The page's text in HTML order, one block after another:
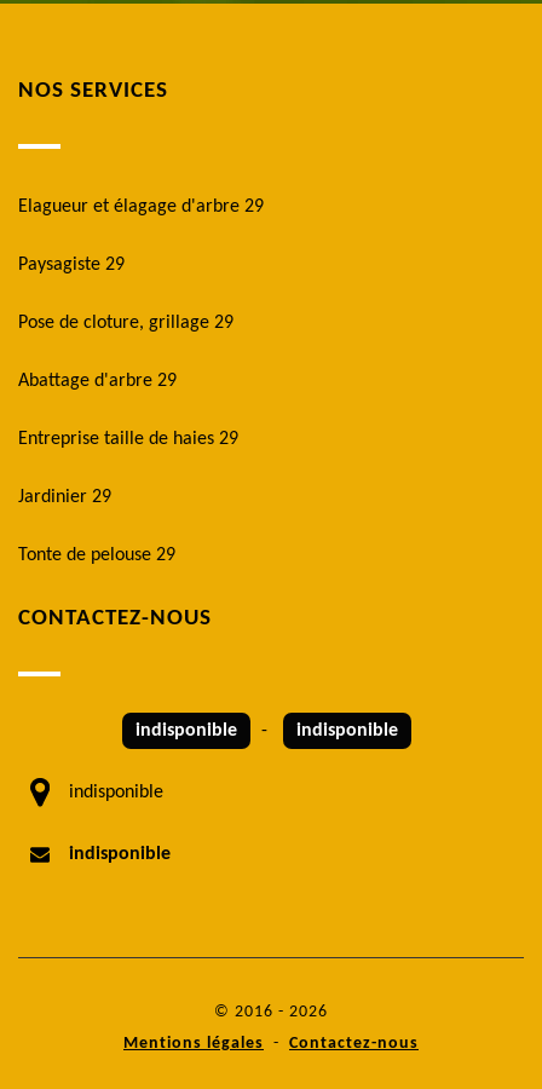
NOS SERVICES
Elagueur et élagage d'arbre 29
Paysagiste 29
Pose de cloture, grillage 29
Abattage d'arbre 29
Entreprise taille de haies 29
Jardinier 29
Tonte de pelouse 29
CONTACTEZ-NOUS
indisponible - indisponible
indisponible
indisponible
© 2016 - 2026
Mentions légales - Contactez-nous